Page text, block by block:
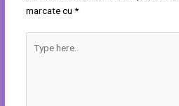
marcate cu *
here..